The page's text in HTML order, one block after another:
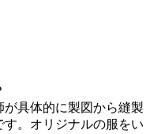
具体的に製図から縫製
。オリジナルの服をい